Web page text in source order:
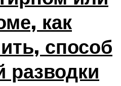
как
способ
разводки